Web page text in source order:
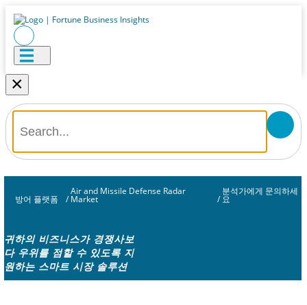
×
방어 플랫폼 /
Air and Missile Defense Radar
Market /
분석가에게 문의하세
요
귀하의 비즈니스가 경쟁사보
다 우위를 점할 수 있도록 지
원하는 스마트 시장 솔루션